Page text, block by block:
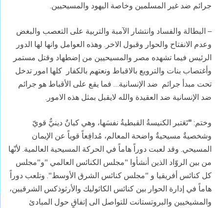
جرائم ضد غير المسلمين وخاصة اليهود والمسيحيين.
– البطالة والفساد وانتشار الآمبة والتربية على التعصب والبغض
وعدم الانفتاح والحوار وقبول الاخر. وهذه العوامل وانها لها الدور
الرئيس فيما تشهده مصر والمسيحيين من إضطهاد وقتل مستمر
وأغتصاب بنات والترويع بالاقباط ونعتهم بالكفار كلها امور تدخل
تحت مبدأ جرائم ضد الإنسانية… فما يقع على الأقباط هو جرائم
ضد الإنسانية ضد العقيدة والله لايقبل بمثل هذه الامور.
وختم: "تَعَتبر الكنيسةُ القبطيةُ نفسَها، وهي كيانٌ دينيٌّ قويّ
وشخصيةٌ مسيحيةٌ واضحة المعالم، مُدافِعاً قوياً عن الإيمان
المسيحي. وقد لعبت دوراً هاماً في الحركة المسيحية العالمية. لأنّها
من بين الروّاد الذين أنشأوا "مجلس الكنائس العالمي "و"مجلس
كل كنائس أفريقيا و "مجلس كنائس الشرق الأوسط". وتلعب دوراً
هاماً في إدارة الحوار بين كنائس الكاثوليك والأرثوذكس الشرقيين،
والمشيخيين والبروتستانت للتواصل الى إتفاقٍ حول المبادئ